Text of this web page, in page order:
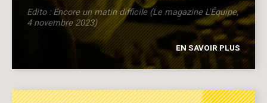
Edito : Encore un matin difficile (Le magazine L'Équipe,
4 novembre 2023)
EN SAVOIR PLUS